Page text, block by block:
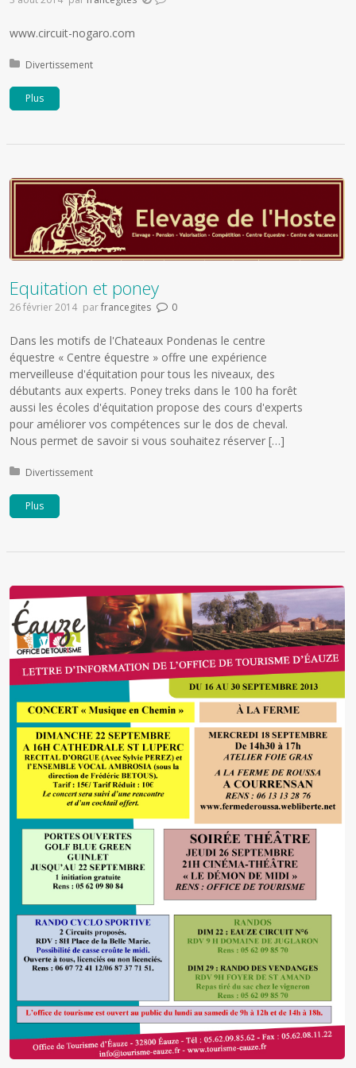
www.circuit-nogaro.com
Publié dans:
Divertissement
Plus
Equitation et poney
26 février 2014 parfrancegites 0
Dans les motifs de l'Chateaux Pondenas le centre
équestre « Centre équestre » offre une expérience
merveilleuse d'équitation pour tous les niveaux, des
débutants aux experts. Poney treks dans le 100 ha forêt
aussi les écoles d'équitation propose des cours d'experts
pour améliorer vos compétences sur le dos de cheval.
Nous permet de savoir si vous souhaitez réserver […]
Publié dans:
Divertissement
Plus